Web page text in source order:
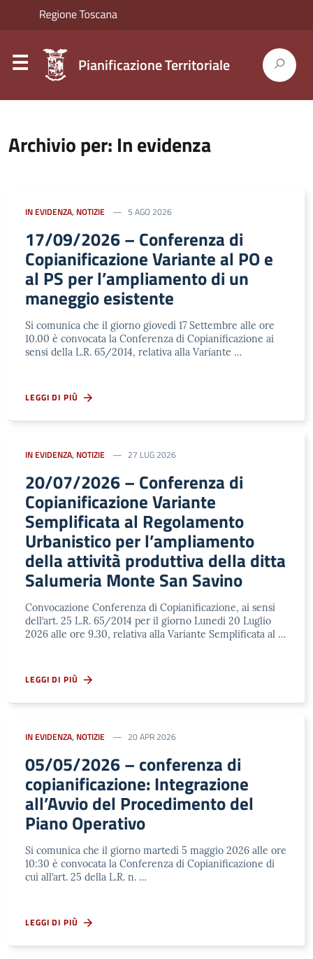
Pianificazione Territoriale
Archivio per: In evidenza
IN EVIDENZA, NOTIZIE 5 AGO 2026
17/09/2026 – Conferenza di
Copianificazione Variante al PO e
al PS per l’ampliamento di un
maneggio esistente
Si comunica che il giorno giovedì 17 Settembre alle ore
10.00 è convocata la Conferenza di Copianificazione ai
sensi della L.R. 65/2014, relativa alla Variante …
LEGGI DI PIÙ
IN EVIDENZA, NOTIZIE 27 LUG 2026
20/07/2026 – Conferenza di
Copianificazione Variante
Semplificata al Regolamento
Urbanistico per l’ampliamento
della attività produttiva della ditta
Salumeria Monte San Savino
Convocazione Conferenza di Copianificazione, ai sensi
dell’art. 25 L.R. 65/2014 per il giorno Lunedi 20 Luglio
2026 alle ore 9.30, relativa alla Variante Semplificata al …
LEGGI DI PIÙ
IN EVIDENZA, NOTIZIE 20 APR 2026
05/05/2026 – conferenza di
copianificazione: Integrazione
all’Avvio del Procedimento del
Piano Operativo
Si comunica che il giorno martedì 5 maggio 2026 alle ore
10:30 è convocata la Conferenza di Copianificazione di
cui all’art. 25 della L.R. n. …
LEGGI DI PIÙ